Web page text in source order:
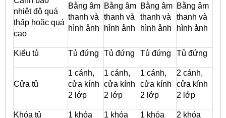
nhiệt độ quá
thấp hoặc quá
cao
Bằng âm
thanh và
hình ảnh
Bằng âm
thanh và
hình ảnh
Bằng âm
thanh và
hình ảnh
Bằng âm
thanh và
hình ảnh
Kiểu tủ Tủ đứng Tủ đứng Tủ đứng Tủ đứng
Cửa tủ
1 cánh,
cửa kính
2 lớp
1 cánh,
cửa kính
2 lớp
1 cánh,
cửa kính
2 lớp
2 cánh,
cửa kính
2 lớp
Khóa tủ 1 khóa 1 khóa 1 khóa 2 khóa